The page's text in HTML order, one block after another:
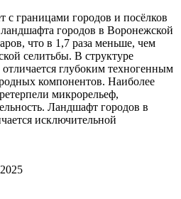
с границами городов и посёлков
городов в Воронежской
что в 1,7 раза меньше, чем
селитьбы. В структуре
глубоким техногенным
компонентов. Наиболее
микрорельеф,
Ландшафт городов в
исключительной